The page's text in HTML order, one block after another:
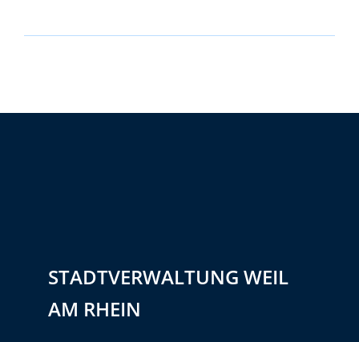
STADTVERWALTUNG WEIL
AM RHEIN